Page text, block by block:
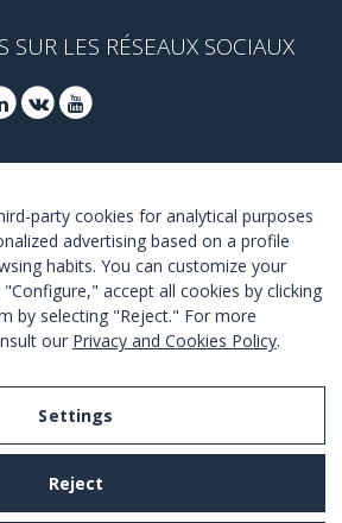
SUR LES RÉSEAUX SOCIAUX
JOINDRE
les termes et conditions.
party cookies for analytical purposes
advertising based on a profile
habits. You can customize your
accept all cookies by clicking
by selecting "Reject." For more
our Privacy and Cookies Policy.
Settings
Reject
Legal Notice
and Cookies Policy